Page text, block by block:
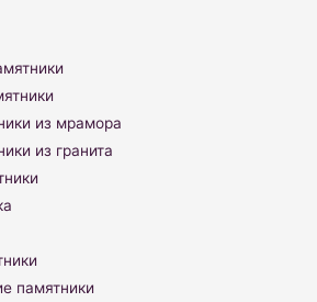
из мрамора
из гранита
памятники